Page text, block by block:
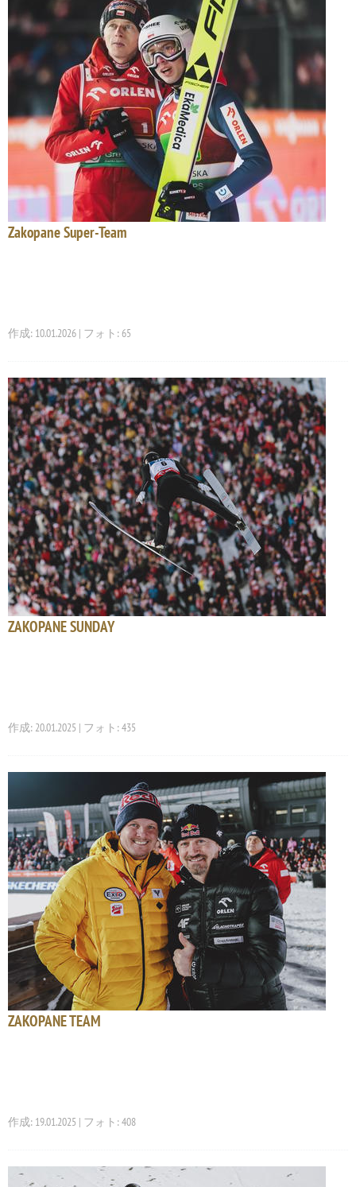
Zakopane Super-Team
作成: 10.01.2026 | フォト: 65
ZAKOPANE SUNDAY
作成: 20.01.2025 | フォト: 435
ZAKOPANE TEAM
作成: 19.01.2025 | フォト: 408